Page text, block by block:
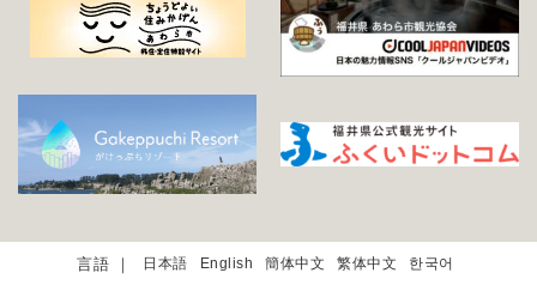
日本語 English 簡体中文 繁体中文 한국어